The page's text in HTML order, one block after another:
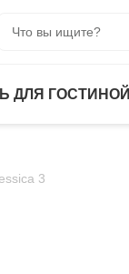
ДЛЯ ГОСТИНОЙ
3